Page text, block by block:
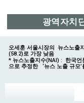
광역자치
오세훈 서울시장의 뉴스노출
(58.2)로 가장 낮음
* 뉴스노출지수(NAI) : 한국언
으로 추정한 ‘뉴스 노출 규모